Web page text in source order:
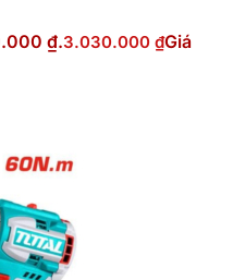
₫.3.030.000 ₫Giá